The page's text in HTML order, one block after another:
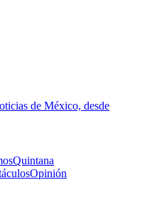
de México, desde
Quintana
Opinión